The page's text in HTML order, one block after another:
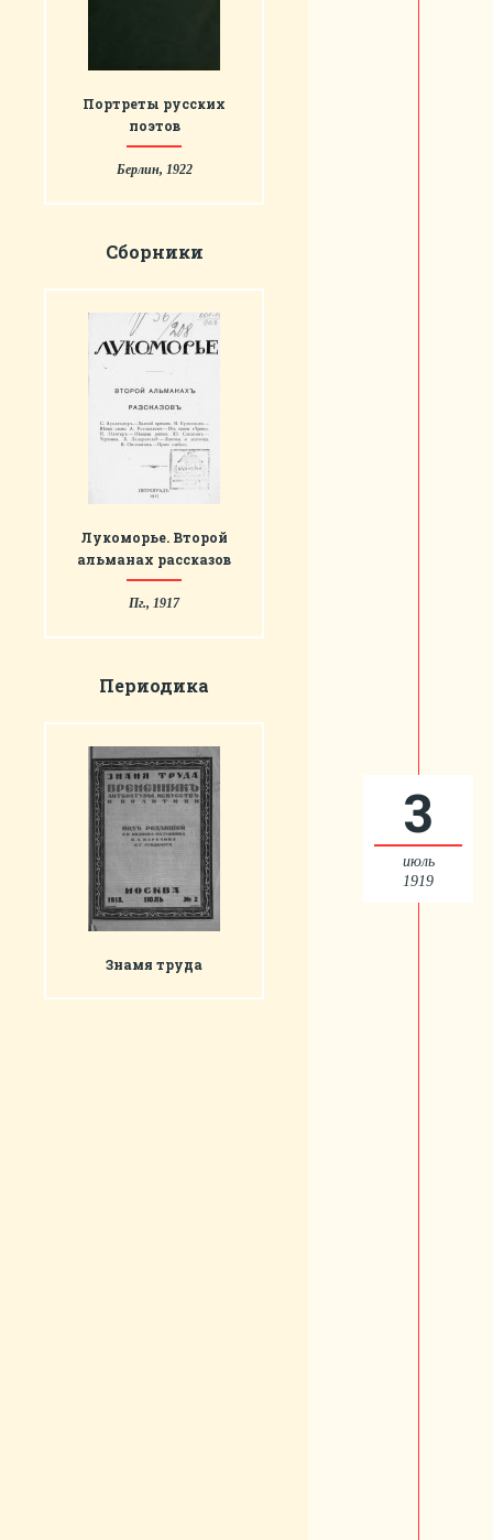
Портреты русских
поэтов
Берлин, 1922
Сборники
Лукоморье. Второй
альманах рассказов
Пг., 1917
Периодика
Знамя труда
3
июль
1919